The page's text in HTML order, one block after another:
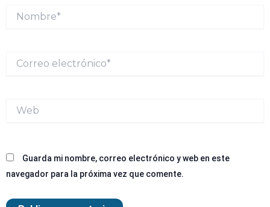
Nombre*
electrónico*
Guarda mi nombre, correo electrónico y web en este
navegador para la próxima vez que comente.